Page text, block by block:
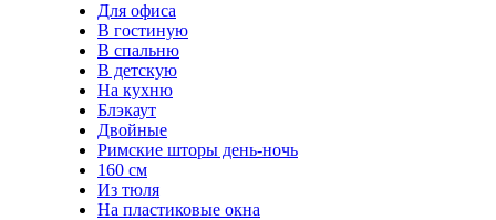
Для офиса
В гостиную
В спальню
В детскую
На кухню
Блэкаут
Двойные
Римские шторы день-ночь
160 см
Из тюля
На пластиковые окна